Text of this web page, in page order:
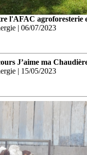
l'AFAC agroforesterie
| 06/07/2023
J’aime ma
| 15/05/2023